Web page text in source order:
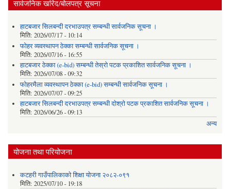
सार्वजनिक खरिद/बोलपत्र सूचना
हाटबजार सिलबन्दी दरभाउपत्र सम्बन्धी सार्वजनिक सूचना ।
मिति: 2026/07/17 - 10:14
फोहर व्यवस्थापन ठेक्का सम्बन्धी सार्वजनिक सूचना ।
मिति: 2026/07/16 - 16:55
हाटबजार ठेक्का (e-bid) सम्बन्धी तेस्रो पटक प्रकाशित सार्वजनिक सूचना ।
मिति: 2026/07/08 - 09:32
फोहरमैला व्यवस्थापन ठेक्का (e-bid) सम्बन्धी सार्वजनिक सूचना ।
मिति: 2026/07/07 - 09:25
हाटबजार सिलबन्दी दरभाउपत्र सम्बन्धी दोश्रो पटक प्रकाशित सार्वजनिक सूचना ।
मिति: 2026/06/26 - 09:13
अन्य
योजना तथा परियोजना
कटहरी गाउँपालिकाको शिक्षा योजना २०८२-०९१
मिति: 2025/07/10 - 19:18